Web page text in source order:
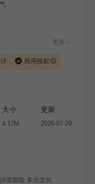
更多
商用授权
转让、出售或出租，未
和分发，否则将接照我
大小
4.17M
更新
2026-07-29
沙漠探险 多元文化